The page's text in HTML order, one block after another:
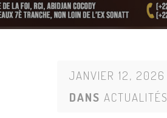
JANVIER 12, 2026
DANS ACTUALITÉS